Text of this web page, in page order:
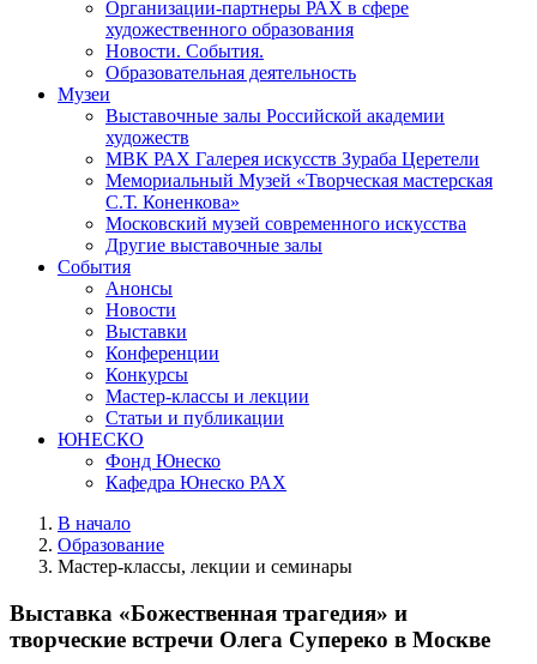
Организации-партнеры РАХ в сфере
художественного образования
Новости. События.
Образовательная деятельность
Музеи
Выставочные залы Российской академии
художеств
МВК РАХ Галерея искусств Зураба Церетели
Мемориальный Музей «Творческая мастерская
С.Т. Коненкова»
Московский музей современного искусства
Другие выставочные залы
События
Анонсы
Новости
Выставки
Конференции
Конкурсы
Мастер-классы и лекции
Статьи и публикации
ЮНЕСКО
Фонд Юнеско
Кафедра Юнеско РАХ
В начало
Образование
Мастер-классы, лекции и семинары
Выставка «Божественная трагедия» и
творческие встречи Олега Супереко в Москве